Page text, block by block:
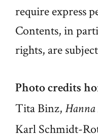
require express
Contents, in
rights, are
Photo credits
Tita Binz, Hanna
Karl Schmidt-